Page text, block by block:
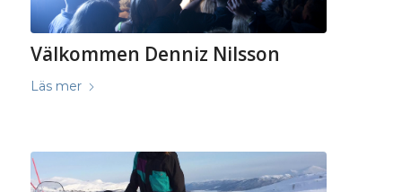
Välkommen Denniz Nilsson
Läs mer